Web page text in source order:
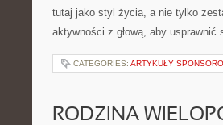
tutaj jako styl życia, a nie tylko
aktywności z głową, aby
CATEGORIES: ARTYKUŁY
RODZINA